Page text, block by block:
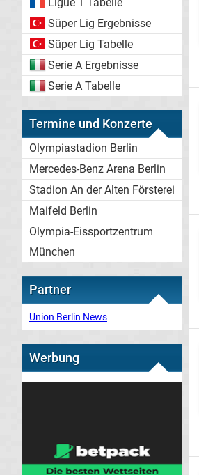
Süper Lig Ergebnisse
Süper Lig Tabelle
Serie A Ergebnisse
Serie A Tabelle
Termine und Konzerte
Olympiastadion Berlin
Mercedes-Benz Arena Berlin
Stadion An der Alten Försterei
Maifeld Berlin
Olympia-Eissportzentrum
München
Partner
Union Berlin News
Werbung